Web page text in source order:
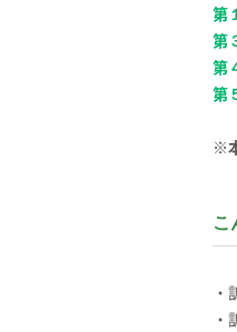
第
第
第
第
※
こ